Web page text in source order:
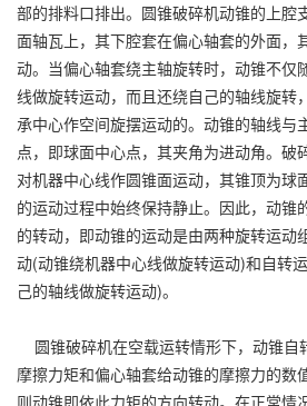
部的排料口排出。圆锥破碎机动锥的上腔
面轴瓦上，其下腔套在偏心轴套的外面，
动。当偏心轴套绕主轴旋转时，动锥不仅
线做旋转运动，而且还绕自己的轴线旋转
承中心作空间旋摆运动的。动锥的轴线与
点，即球面中心点，其夹角为进动角。破
对机器中心线作圆锥面运动，其锥顶为球
的运动过程中始终保持静止。因此，动锥
的转动，即动锥的运动是由两种旋转运动
动(动锥绕机器中心线做旋转运动)和自转
己的轴线做旋转运动)。
圆锥破碎机在空载运转情形下，动锥自
摩擦力矩和偏心轴套给动锥的摩擦力的数
则动锥即依此力矩的方向转动。在正常情